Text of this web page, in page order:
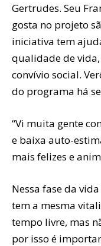
Gertrudes. Seu
gosta no projeto
iniciativa tem
qualidade de
convívio social.
do programa há
“Vi muita gente
e baixa auto-
mais felizes e
Nessa fase da
tem a mesma
tempo livre, mas
por isso é